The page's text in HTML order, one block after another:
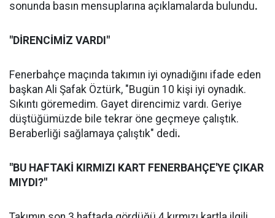
sonunda basın mensuplarına açıklamalarda bulundu.
"DİRENCİMİZ VARDI"
Fenerbahçe maçında takımın iyi oynadığını ifade eden
başkan Ali Şafak Öztürk, "Bugün 10 kişi iyi oynadık.
Sıkıntı göremedim. Gayet direncimiz vardı. Geriye
düştüğümüzde bile tekrar öne geçmeye çalıştık.
Beraberliği sağlamaya çalıştık" dedi.
"BU HAFTAKİ KIRMIZI KART FENERBAHÇE'YE ÇIKAR
MIYDI?"